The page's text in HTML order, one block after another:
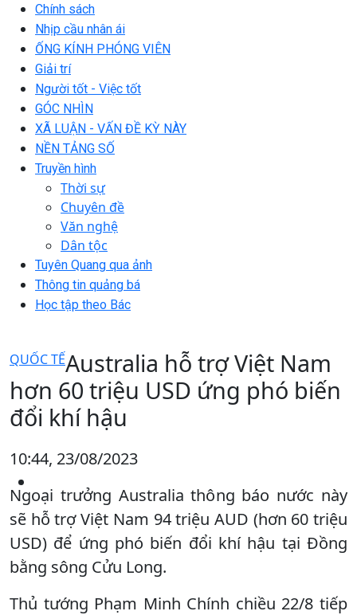
Chính sách
Nhịp cầu nhân ái
ỐNG KÍNH PHÓNG VIÊN
Giải trí
Người tốt - Việc tốt
GÓC NHÌN
XÃ LUẬN - VẤN ĐỀ KỲ NÀY
NỀN TẢNG SỐ
Truyền hình
Thời sự
Chuyên đề
Văn nghệ
Dân tộc
Tuyên Quang qua ảnh
Thông tin quảng bá
Học tập theo Bác
QUỐC TẾAustralia hỗ trợ Việt Nam
hơn 60 triệu USD ứng phó biến
đổi khí hậu
10:44, 23/08/2023
Ngoại trưởng Australia thông báo nước này
sẽ hỗ trợ Việt Nam 94 triệu AUD (hơn 60 triệu
USD) để ứng phó biến đổi khí hậu tại Đồng
bằng sông Cửu Long.
Thủ tướng Phạm Minh Chính chiều 22/8 tiếp